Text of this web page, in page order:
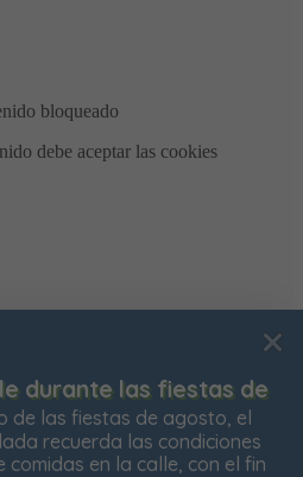
durante las fiestas de
de las fiestas de agosto, el
recuerda las condiciones
en la calle, con el fin
su experiencia de
para mostrarle contenidos
el tráfico de nuestra web.